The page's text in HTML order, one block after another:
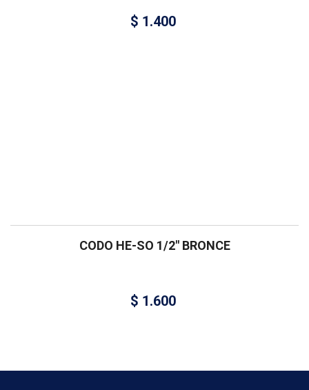
$ 1.400
CODO HE-SO 1/2″ BRONCE
$ 1.600